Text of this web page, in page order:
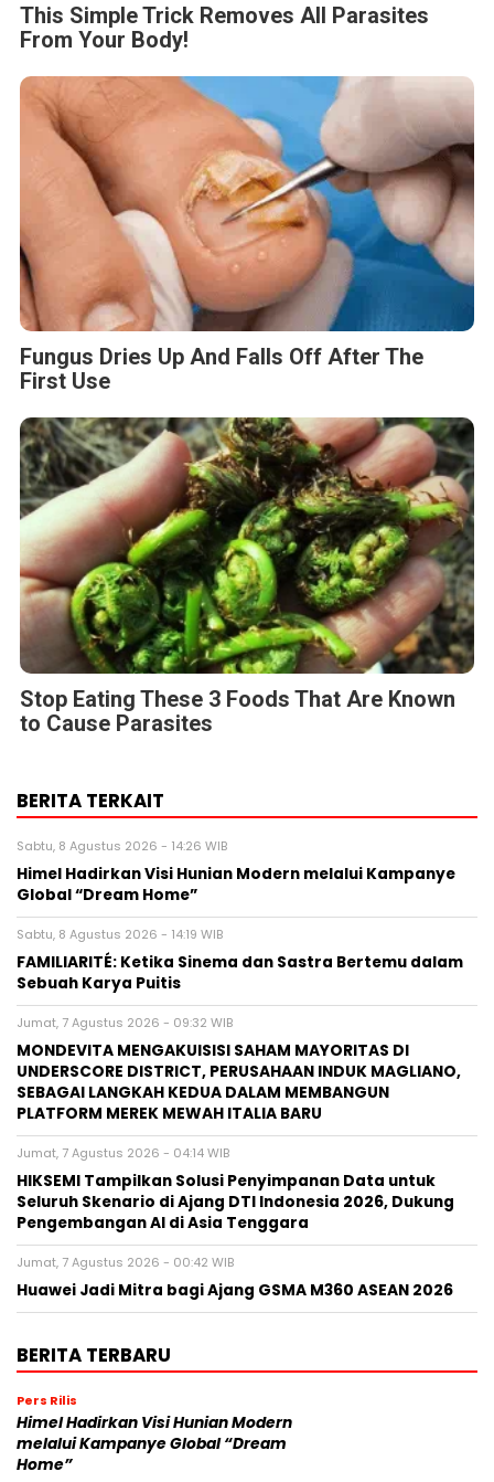
This Simple Trick Removes All Parasites
From Your Body!
Fungus Dries Up And Falls Off After The
First Use
Stop Eating These 3 Foods That Are Known
to Cause Parasites
BERITA TERKAIT
Sabtu, 8 Agustus 2026 - 14:26 WIB
Himel Hadirkan Visi Hunian Modern melalui Kampanye
Global “Dream Home”
Sabtu, 8 Agustus 2026 - 14:19 WIB
FAMILIARITÉ: Ketika Sinema dan Sastra Bertemu dalam
Sebuah Karya Puitis
Jumat, 7 Agustus 2026 - 09:32 WIB
MONDEVITA MENGAKUISISI SAHAM MAYORITAS DI
UNDERSCORE DISTRICT, PERUSAHAAN INDUK MAGLIANO,
SEBAGAI LANGKAH KEDUA DALAM MEMBANGUN
PLATFORM MEREK MEWAH ITALIA BARU
Jumat, 7 Agustus 2026 - 04:14 WIB
HIKSEMI Tampilkan Solusi Penyimpanan Data untuk
Seluruh Skenario di Ajang DTI Indonesia 2026, Dukung
Pengembangan AI di Asia Tenggara
Jumat, 7 Agustus 2026 - 00:42 WIB
Huawei Jadi Mitra bagi Ajang GSMA M360 ASEAN 2026
BERITA TERBARU
Pers Rilis
Himel Hadirkan Visi Hunian Modern
melalui Kampanye Global “Dream
Home”